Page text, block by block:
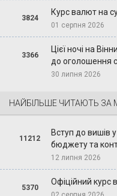
3824
Курс валют на
01 серпня 2026
3366
Цієї ночі на
до оголошення
30 липня 2026
НАЙБІЛЬШЕ ЧИТАЮТЬ ЗА
11212
Вступ до вишів
бюджету та
12 липня 2026
5370
Офіційний курс